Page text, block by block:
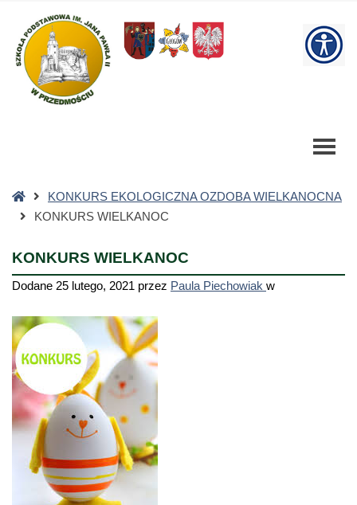
WIELKANOC
Szkoła
Podstawowa
Strona
główna
KONKURS EKOLOGICZNA OZDOBA WIELKANOCNA
KONKURS WIELKANOC
KONKURS WIELKANOC
Dodane 25 lutego, 2021 przez Paula Piechowiak w